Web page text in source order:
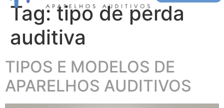
Tag:tipo de perda
auditiva
TIPOS E MODELOS DE
APARELHOS AUDITIVOS